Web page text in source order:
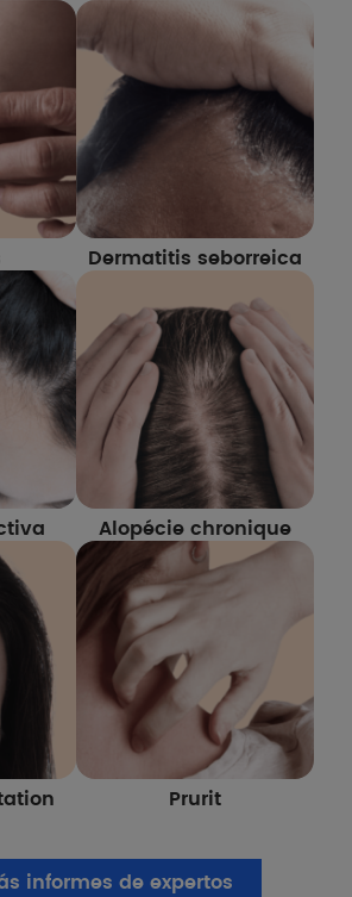
Dermatitis seborreica
Alopécie chronique
Prurit
informes de expertos